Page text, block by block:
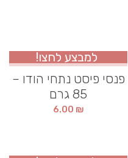
למבצע לחצו!
פנסי פיסט נתחי הודו –
85 גרם
6.00 ₪